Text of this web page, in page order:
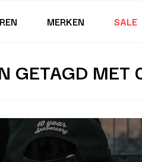
MERKEN SALE
GETAGD MET